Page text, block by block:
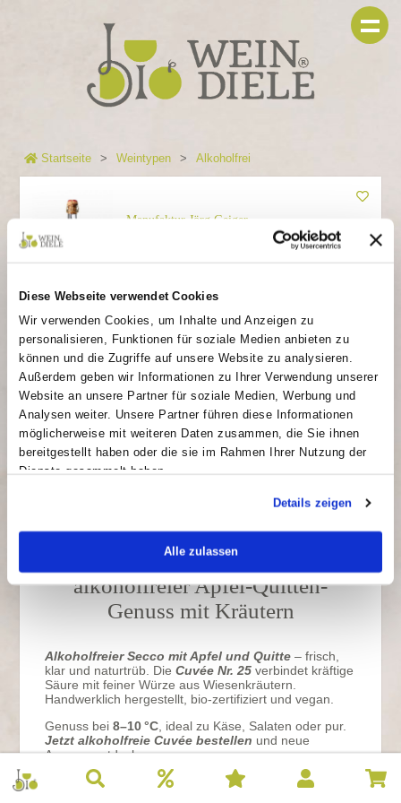
Diese Webseite verwendet Cookies
Wir verwenden Cookies, um Inhalte und Anzeigen zu
personalisieren, Funktionen für soziale Medien anbieten zu
können und die Zugriffe auf unsere Website zu analysieren.
Außerdem geben wir Informationen zu Ihrer Verwendung unserer
Website an unsere Partner für soziale Medien, Werbung und
Analysen weiter. Unsere Partner führen diese Informationen
möglicherweise mit weiteren Daten zusammen, die Sie ihnen
bereitgestellt haben oder die sie im Rahmen Ihrer Nutzung der
Dienste gesammelt haben.
Details zeigen
Alle zulassen
Startseite Weintypen Alkoholfrei
Manufaktur Jörg Geiger
"Bio Cuvée Nr. 25" -
alkoholfrei
12,50 €
In den Warenkorb
Artikelnr.: A7725
Inhalt: 0.75 l
Grundpreis: 16,67 €/l
Sofort lieferbar,
Lieferung in 1-5
Tagen
Prisecco Cuvée Nr. 25 –
alkoholfreier Apfel-Quitten-
Genuss mit Kräutern
Alkoholfreier Secco mit Apfel und Quitte – frisch,
klar und naturtrüb. DieCuvée Nr. 25 verbindet kräftige
Säure mit feiner Würze aus Wiesenkräutern.
Handwerklich hergestellt, bio-zertifiziert und vegan.
Genuss bei8–10 °C , ideal zu Käse, Salaten oder pur.
Jetzt alkoholfreie Cuvée bestellen und neue
Aromen entdecken.
Zutaten: